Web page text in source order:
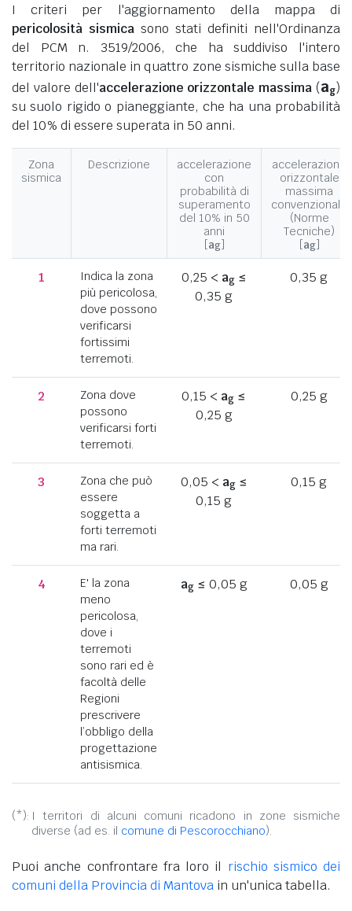
I criteri per l'aggiornamento della mappa di
pericolosità sismica sono stati definiti nell'Ordinanza
del PCM n. 3519/2006, che ha suddiviso l'intero
territorio nazionale in quattro zone sismiche sulla base
del valore dell'accelerazione orizzontale massima (ag)
su suolo rigido o pianeggiante, che ha una probabilità
del 10% di essere superata in 50 anni.
Zona
sismica
Descrizione
accelerazione
con
probabilità di
superamento
del 10% in 50
anni
[ag]
accelerazione
orizzontale
massima
convenzionale
(Norme
Tecniche)
[ag]
1
Indica la zona
più pericolosa,
dove possono
verificarsi
fortissimi
terremoti.
0,25 < ag≤
0,35 g
0,35 g
2
Zona dove
possono
verificarsi forti
terremoti.
0,15 < ag ≤
0,25 g
0,25 g
3
Zona che può
essere
soggetta a
forti terremoti
ma rari.
0,05 < ag≤
0,15 g
0,15 g
4
E' la zona
meno
pericolosa,
dove i
terremoti
sono rari ed è
facoltà delle
Regioni
prescrivere
l’obbligo della
progettazione
antisismica.
ag≤ 0,05 g 0,05 g
(*): I territori di alcuni comuni ricadono in zone sismiche
diverse (ad es. il comune di Pescorocchiano).
Puoi anche confrontare fra loro il rischio sismico dei
comuni della Provincia di Mantova in un'unica tabella.